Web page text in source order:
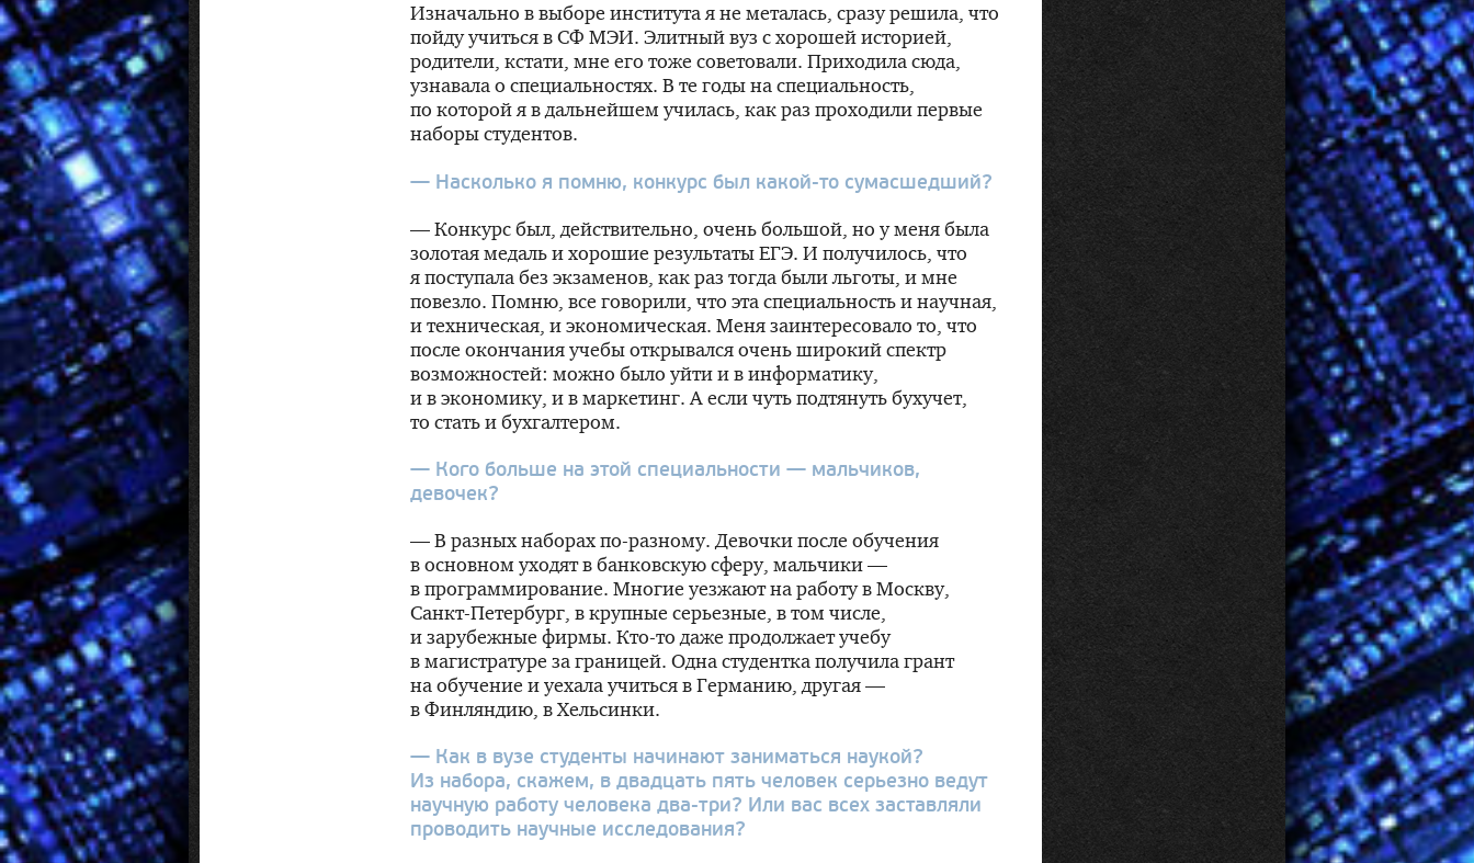
Изначально в выборе института я не металась, сразу решила, что
пойду учиться в СФ МЭИ. Элитный вуз с хорошей историей,
родители, кстати, мне его тоже советовали. Приходила сюда,
узнавала о специальностях. В те годы на специальность,
по которой я в дальнейшем училась, как раз проходили первые
наборы студентов.
— Насколько я помню, конкурс был какой-то сумасшедший?
— Конкурс был, действительно, очень большой, но у меня была
золотая медаль и хорошие результаты ЕГЭ. И получилось, что
я поступала без экзаменов, как раз тогда были льготы, и мне
повезло. Помню, все говорили, что эта специальность и научная,
и техническая, и экономическая. Меня заинтересовало то, что
после окончания учебы открывался очень широкий спектр
возможностей: можно было уйти и в информатику,
и в экономику, и в маркетинг. А если чуть подтянуть бухучет,
то стать и бухгалтером.
— Кого больше на этой специальности — мальчиков,
девочек?
— В разных наборахпо-разному. Девочки после обучения
в основном уходят в банковскую сферу, мальчики —
в программирование. Многие уезжают на работу в Москву,
Санкт-Петербург , в крупные серьезные, в том числе,
и зарубежные фирмы. Кто-то даже продолжает учебу
в магистратуре за границей. Одна студентка получила грант
на обучение и уехала учиться в Германию, другая —
в Финляндию, в Хельсинки.
— Как в вузе студенты начинают заниматься наукой?
Из набора, скажем, в двадцать пять человек серьезно ведут
научную работу человека два-три? Или вас всех заставляли
проводить научные исследования?